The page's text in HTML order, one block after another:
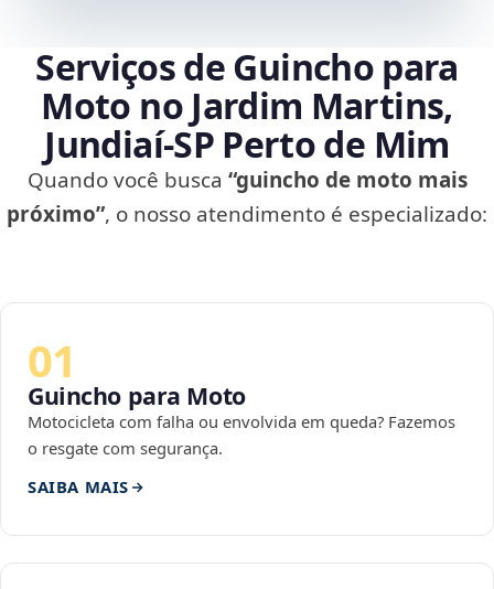
Serviços de Guincho para
Moto no Jardim Martins,
Jundiaí‑SP Perto de Mim
Quando você busca “guincho de moto mais
próximo”, o nosso atendimento é especializado:
01
Guincho para Moto
Motocicleta com falha ou envolvida em queda? Fazemos
o resgate com segurança.
SAIBA MAIS